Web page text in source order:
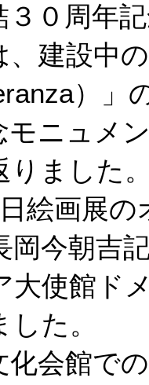
３０周年
、建設中
）」
モニュメ
りました
絵画展
岡今朝吉
大使館ド
た。
会館で